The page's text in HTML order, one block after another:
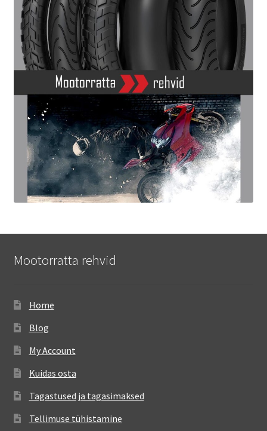
Mootorratta rehvid
Home
Blog
My Account
Kuidas osta
Tagastused ja tagasimaksed
Tellimuse tühistamine